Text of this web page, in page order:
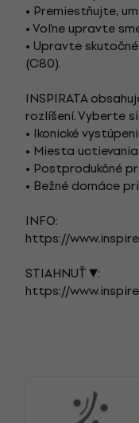
• Premiestňujte,
• Voľne upravte
• Upravte
(C80).
INSPIRATA
rozlíšení. Vyberte
• Ikonické
• Miesta
• Postprodukčné
• Bežné domáce
INFO:
https://
STIAHNUŤ ▼:
https://